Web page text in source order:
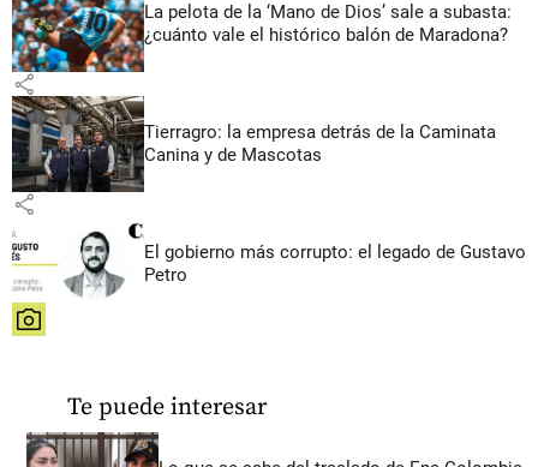
La pelota de la ‘Mano de Dios’ sale a subasta:
¿cuánto vale el histórico balón de Maradona?
share
Tierragro: la empresa detrás de la Caminata
Canina y de Mascotas
share
El gobierno más corrupto: el legado de Gustavo
Petro
share
Te puede interesar